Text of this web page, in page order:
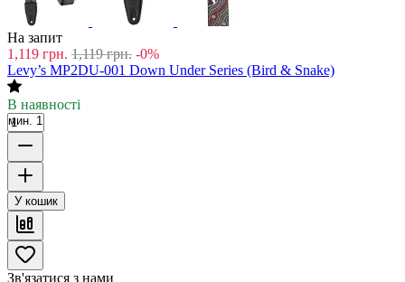
На запит
1,119 грн. 1,119 грн. -0%
Levy’s MP2DU-001 Down Under Series (Bird & Snake)
В наявності
мин. 1
У кошик
Зв'язатися з нами